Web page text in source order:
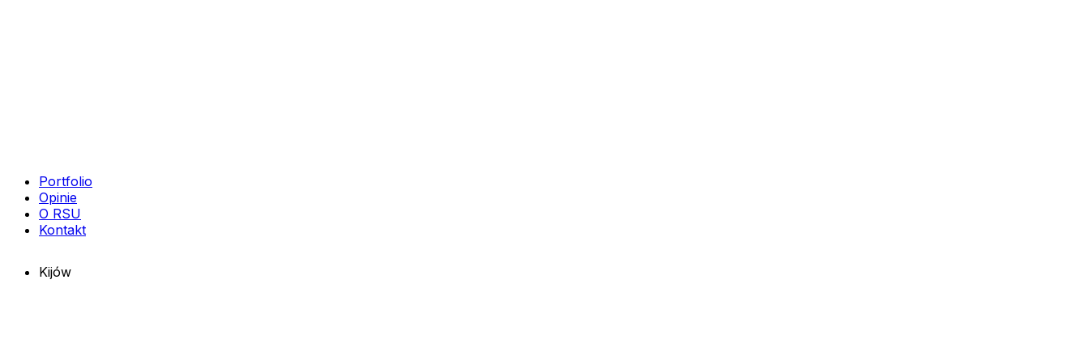
Portfolio
Opinie
O RSU
Kontakt
Kijów